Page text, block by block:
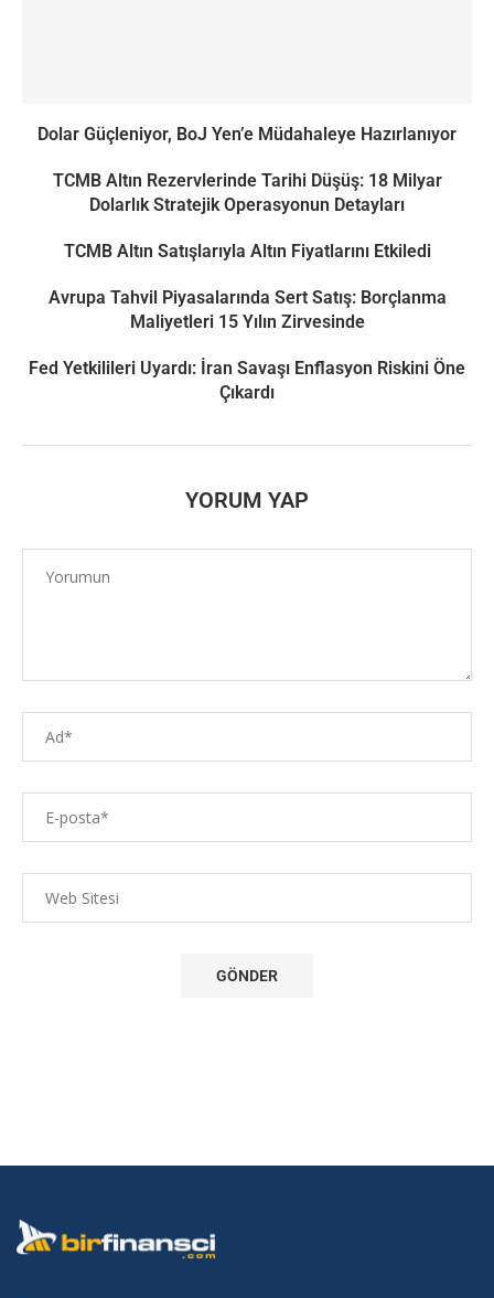
Dolar Güçleniyor, BoJ Yen’e Müdahaleye Hazırlanıyor
TCMB Altın Rezervlerinde Tarihi Düşüş: 18 Milyar
Dolarlık Stratejik Operasyonun Detayları
TCMB Altın Satışlarıyla Altın Fiyatlarını Etkiledi
Avrupa Tahvil Piyasalarında Sert Satış: Borçlanma
Maliyetleri 15 Yılın Zirvesinde
Fed Yetkilileri Uyardı: İran Savaşı Enflasyon Riskini Öne
Çıkardı
YORUM YAP